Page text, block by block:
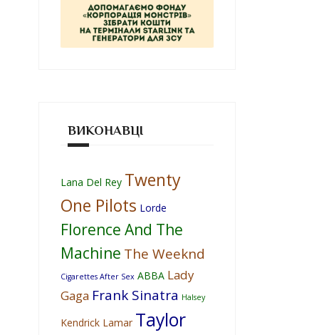
ВИКОНАВЦІ
Lana Del Rey Twenty
One Pilots Lorde
Florence And The
Machine The Weeknd
Cigarettes After Sex ABBA Lady
Gaga Frank Sinatra Halsey
Kendrick Lamar Taylor